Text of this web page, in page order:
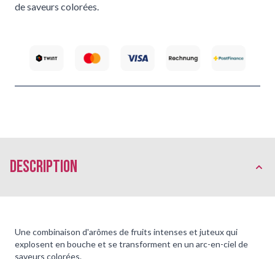
de saveurs colorées.
Description
Une combinaison d'arômes de fruits intenses et juteux qui
explosent en bouche et se transforment en un arc-en-ciel de
saveurs colorées.